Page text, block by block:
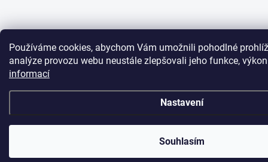
Používáme cookies, abychom Vám umožnili pohodlné
analýze provozu webu neustále zlepšovali jeho funkce,
informací
Nastavení
Souhlasím